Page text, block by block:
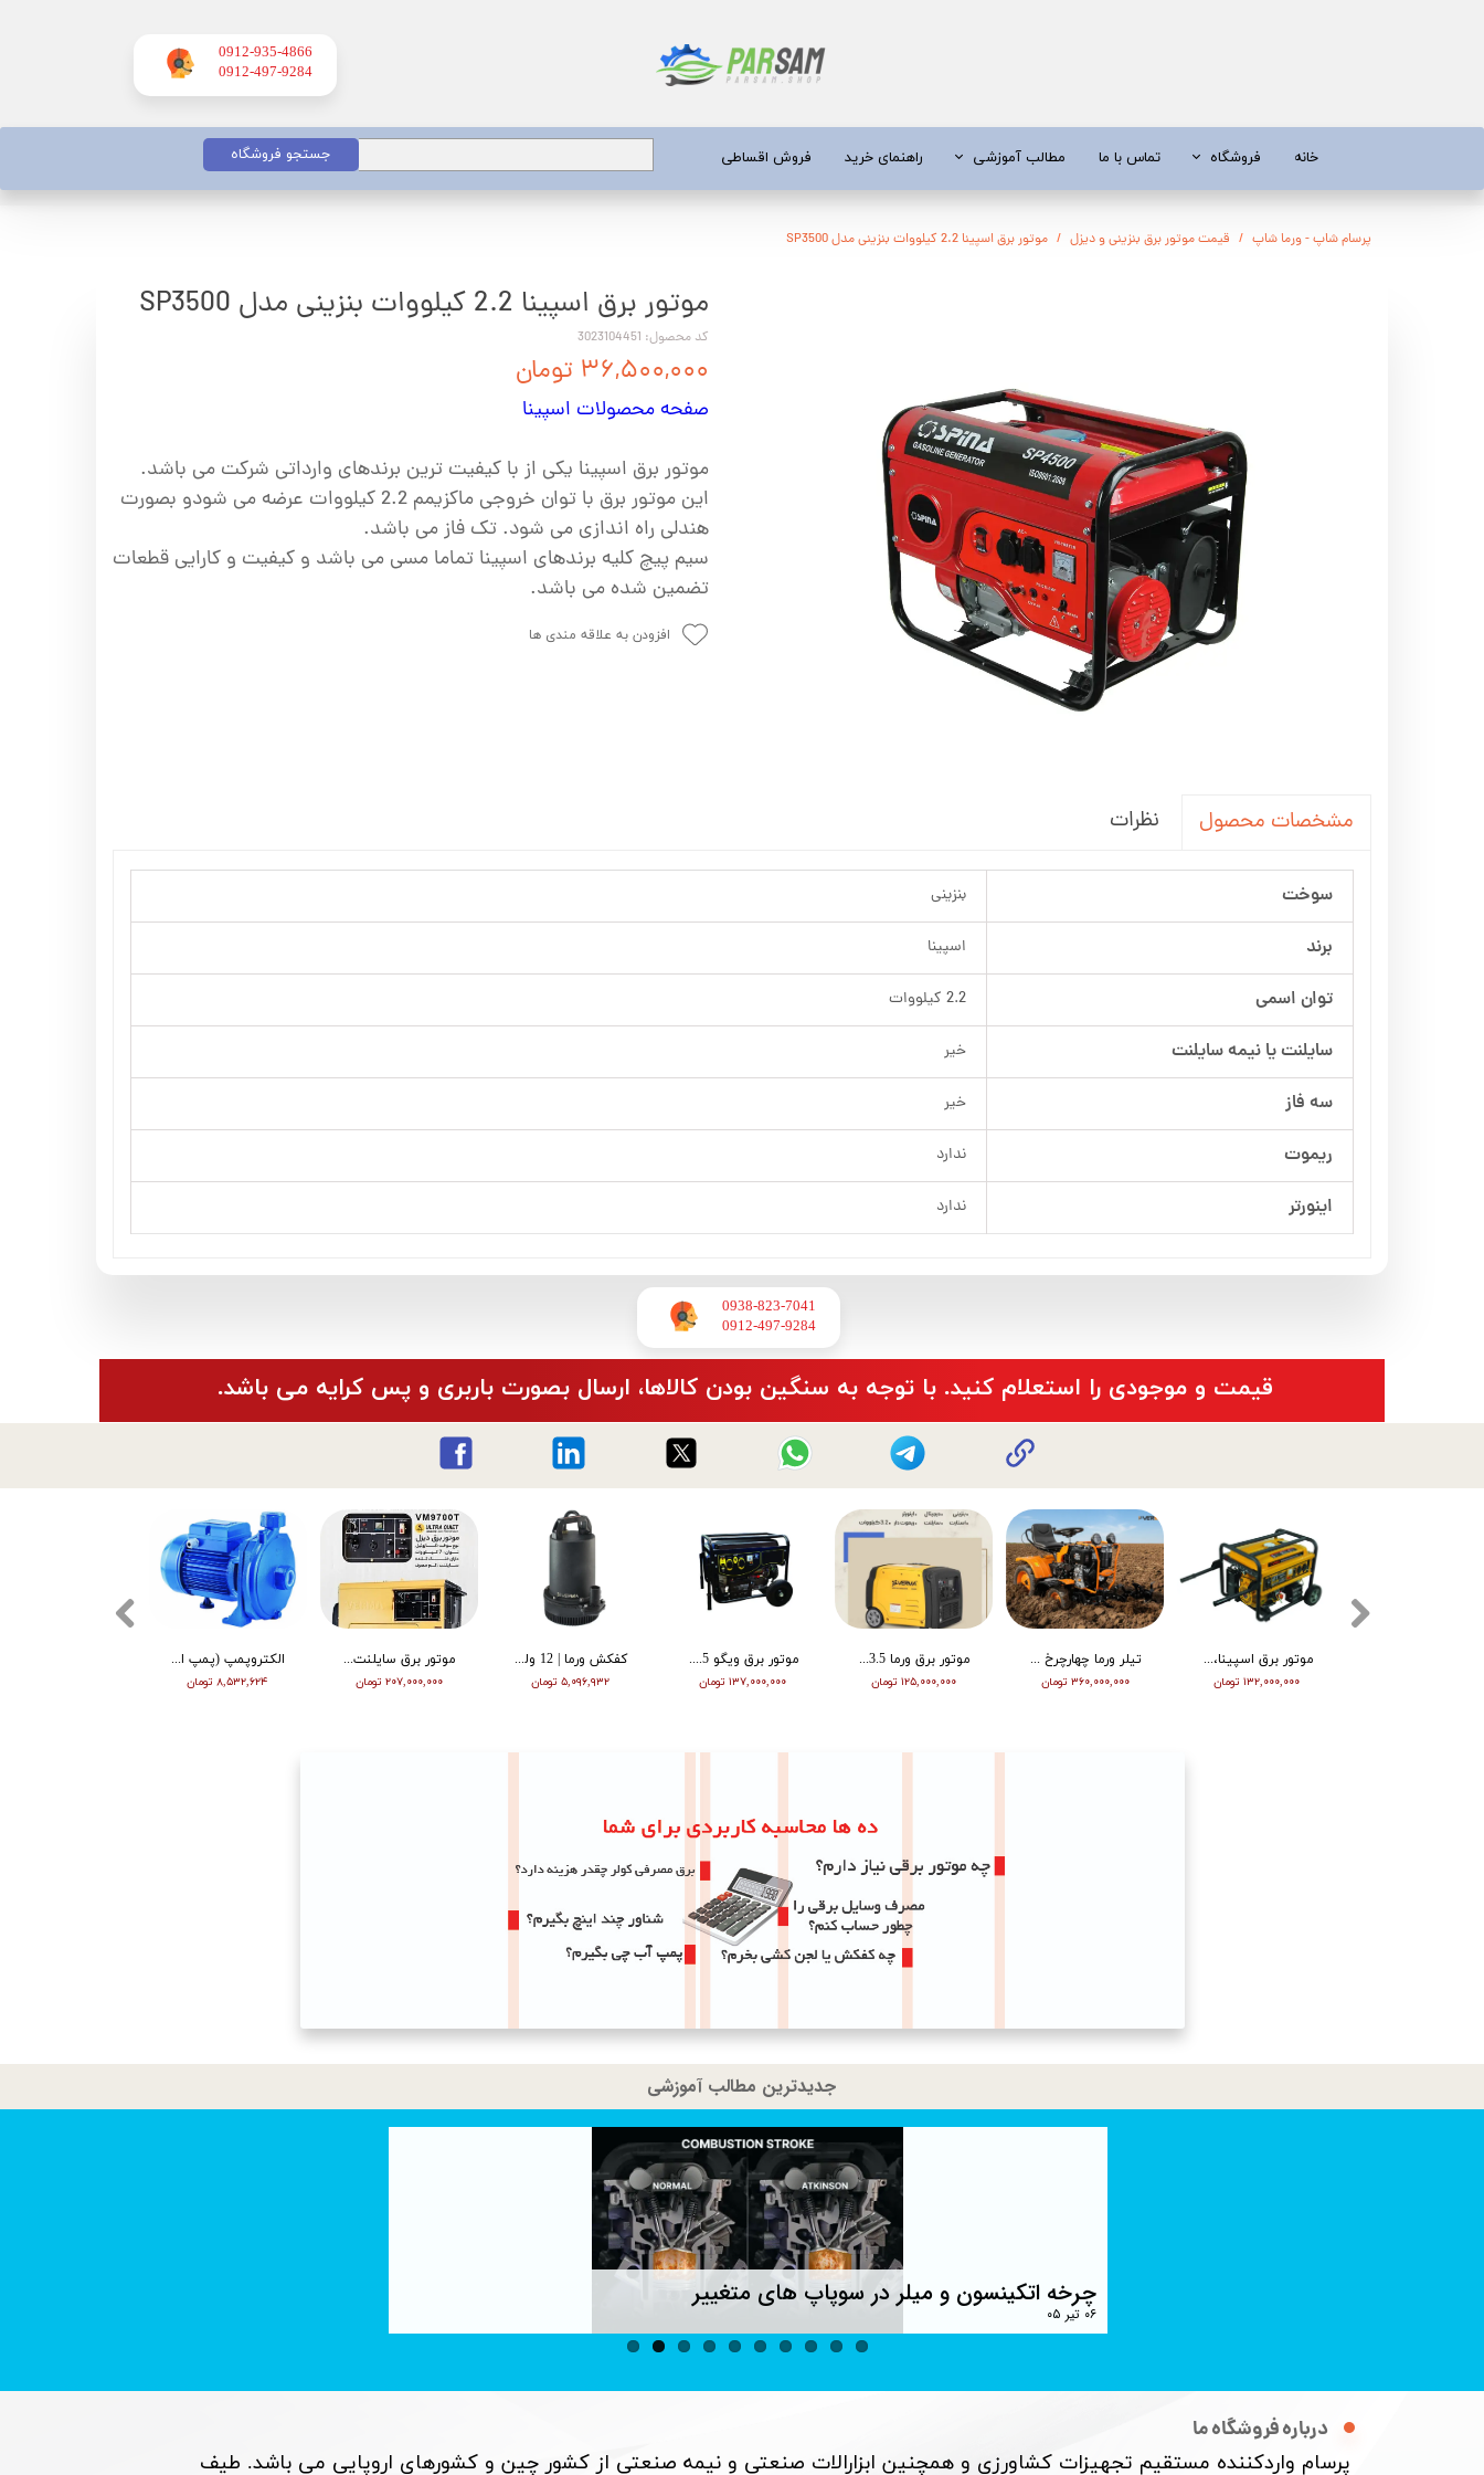
0912-935-4866
​​​​​​​0912-497-9284
خانه فروشگاه
آبسردکن و دستگاه تصفیه آب
کفکش / لجن کش
موتور پمپ
اره زنجیری / علفتراش
شناور چاه عمیق
سمپاش
بخارشو
سایر پمپ
تماس با ما مطالب آموزشی
تیلر
پمپ آب خانگی
ابزار و قطعات
کارواش
موتور تک
موتور پمپ
سمپاش
علتفراش
راهنمای خرید فروش اقساطی جستجو فروشگاه
پرسام شاپ - ورما شاپ قیمت موتور برق بنزینی و دیزل موتور برق اسپینا 2.2 کیلووات بنزینی مدل SP3500
موتور برق اسپینا 2.2 کیلووات بنزینی مدل SP3500
کد محصول: 3023104451
۳۶,۵۰۰,۰۰۰ تومان
صفحه محصولات اسپینا
موتور برق اسپینا یکی از با کیفیت ترین برندهای وارداتی شرکت می باشد.
این موتور برق با توان خروجی ماکزیمم 2.2 کیلووات عرضه می شودو بصورت
هندلی راه اندازی می شود. تک فاز می باشد.
سیم پیچ کلیه برندهای اسپینا تماما مسی می باشد و کیفیت و کارایی قطعات
تضمین شده می باشد.
افزودن به علاقه مندی ها
مشخصات محصول نظرات
سوخت بنزینی
برند اسپینا
توان اسمی 2.2 کیلووات
سایلنت یا نیمه سایلنت خیر
سه فاز خیر
ریموت ندارد
اینورتر ندارد
0938-823-7041
​​​​​​​0912-497-9284
​قیمت و موجودی را استعلام کنید. با توجه به سنگین بودن کالاها، ارسال بصورت باربری و پس کرایه می باشد.
الکتروپمپ (پمپ اب ) ویگو بشقابی 0/5 اسب پروانه پلاستیک CPM130
۸,۵۳۲,۶۲۴ تومان
موتور برق سایلنت ورما گازوییلی 7 کیلووات VM9700T
۲۰۷,۰۰۰,۰۰۰ تومان
کفکش ورما | 12 ولت | 20 متری | 1 اینچ | مشکی | VMDC-12V 1
۵,۰۹۶,۹۳۲ تومان
موتور برق ویگو 8.5 کیلووات بنزینی سه فاز WG11500T
۱۳۷,۰۰۰,۰۰۰ تومان
موتور برق ورما 3.5 کیلووات سایلنت اینورتر ریموت دار VM6500i
۱۲۵,۰۰۰,۰۰۰ تومان
تیلر ورما چهارچرخ (مینی تراکتور) ، دیزل ، چرخ بزرگ ، دوچراغ، استارت vm001
۳۶۰,۰۰۰,۰۰۰ تومان
موتور برق اسپینا، تکفاز 8 کیلو وات، ATS دار مدل SP18000E
۱۳۲,۰۰۰,۰۰۰ تومان
جدیدترین مطالب آموزشی
چرخه اتکینسون و میلر در سوپاپ های متغییر
۰۶ تیر ۰۵
درباره فروشگاه ما
پرسام واردکننده مستقیم تجهیزات کشاورزی و همچنین ابزارالات صنعتی و نیمه صنعتی از کشور چین و کشورهای اروپایی می باشد. طیف